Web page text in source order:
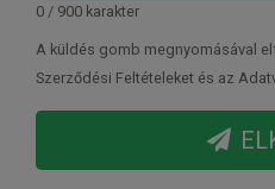
0 / 900 karakter
A küldés gomb megnyomásával
Szerződési Feltételeket és az